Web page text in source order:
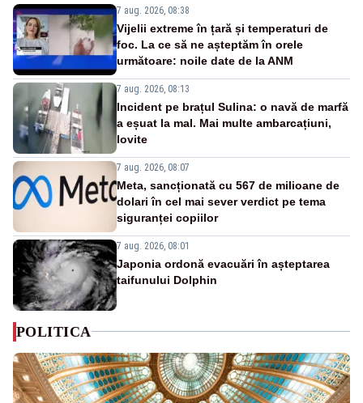
7 aug. 2026, 08:38
Vijelii extreme în țară și temperaturi de
foc. La ce să ne așteptăm în orele
următoare: noile date de la ANM
7 aug. 2026, 08:13
Incident pe brațul Sulina: o navă de marfă
a eșuat la mal. Mai multe ambarcațiuni,
lovite
7 aug. 2026, 08:07
Meta, sancționată cu 567 de milioane de
dolari în cel mai sever verdict pe tema
siguranței copiilor
7 aug. 2026, 08:01
Japonia ordonă evacuări în așteptarea
taifunului Dolphin
POLITICA